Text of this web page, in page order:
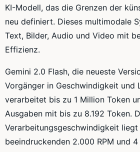
KI-Modell, das die Grenzen der
neu definiert. Dieses multimodale
Text, Bilder, Audio und Video mit
Effizienz.
Gemini 2.0 Flash, die neueste
Vorgänger in Geschwindigkeit und
verarbeitet bis zu 1 Million Token
Ausgaben mit bis zu 8.192 Token.
Verarbeitungsgeschwindigkeit liegt
beeindruckenden 2.000 RPM und